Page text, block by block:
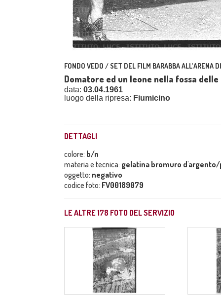
FONDO VEDO / SET DEL FILM BARABBA ALL'ARENA
Domatore ed un leone nella fossa
data: 03.04.1961
luogo della ripresa: Fiumicino
DETTAGLI
colore: b/n
materia e tecnica: gelatina bromuro
oggetto: negativo
codice foto: FV00189079
LE ALTRE178 FOTO DEL SERVIZIO